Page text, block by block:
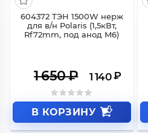
604372 ТЭН 1500W нерж
для в/н Polaris (1,5кВт,
Rf72mm, под анод M6)
1 650₽ 1 140 ₽
В КОРЗИНУ